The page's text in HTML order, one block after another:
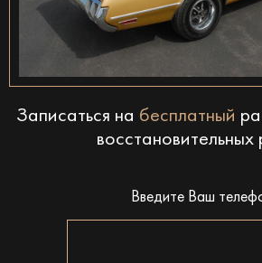
Записаться на бесплатный
восстановительных
Введите Ваш